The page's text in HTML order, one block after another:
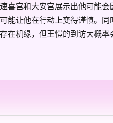
喜宫和大安宫展示出他可能
能让他在行动上变得谨慎。同
在机缘，但王愷的到访大概